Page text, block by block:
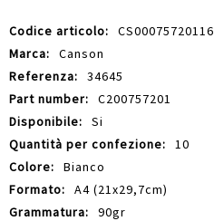
Maggiori
Informazioni
CS00075720116
Canson
34645
C200757201
Si
10
Bianco
A4 (21x29,7cm)
90gr